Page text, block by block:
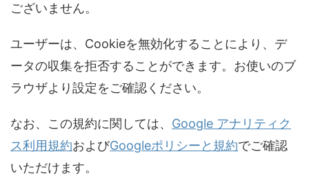
ございません。
ユーザーは、Cookieを無効化することにより、デ
ータの収集を拒否することができます。お使いのブ
ラウザより設定をご確認ください。
なお、この規約に関しては、 Google アナリティク
ス利用規約およびGoogleポリシーと規約でご確認
いただけます。